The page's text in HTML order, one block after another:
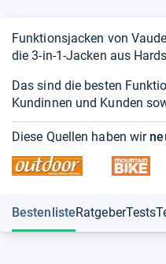
erscheinen
automatisch
lassen
sich
mit
den
Pfeiltasten
auswählen.
Funktionsjacken von
die 3-in-1-Jacken aus
Das sind die besten
Kundinnen und Kunden
Diese Quellen haben wir
BestenlisteRatgeberTests